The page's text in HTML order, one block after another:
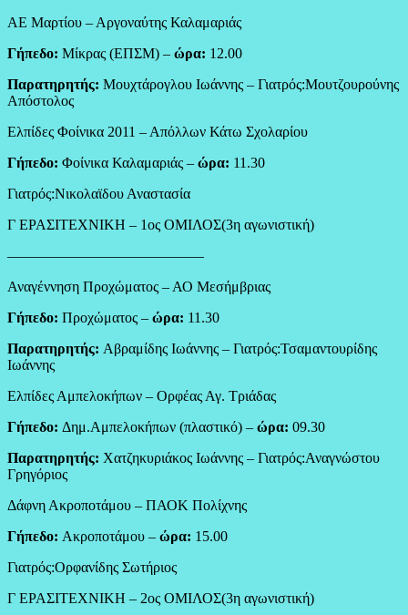
ΑΕ Μαρτίου – Αργοναύτης Καλαμαριάς
Γήπεδο: Μίκρας (ΕΠΣΜ) – ώρα: 12.00
Παρατηρητής: Μουχτάρογλου Ιωάννης – Γιατρός:Μουτζουρούνης
Απόστολος
Ελπίδες Φοίνικα 2011 – Απόλλων Κάτω Σχολαρίου
Γήπεδο: Φοίνικα Καλαμαριάς – ώρα: 11.30
Γιατρός:Νικολαϊδου Αναστασία
Γ ΕΡΑΣΙΤΕΧΝΙΚΗ – 1ος ΟΜΙΛΟΣ(3η αγωνιστική)
—————————————–
Αναγέννηση Προχώματος – ΑΟ Μεσήμβριας
Γήπεδο: Προχώματος – ώρα: 11.30
Παρατηρητής: Αβραμίδης Ιωάννης – Γιατρός:Τσαμαντουρίδης
Ιωάννης
Ελπίδες Αμπελοκήπων – Ορφέας Αγ. Τριάδας
Γήπεδο: Δημ.Αμπελοκήπων (πλαστικό) – ώρα: 09.30
Παρατηρητής: Χατζηκυριάκος Ιωάννης – Γιατρός:Αναγνώστου
Γρηγόριος
Δάφνη Ακροποτάμου – ΠΑΟΚ Πολίχνης
Γήπεδο: Ακροποτάμου – ώρα: 15.00
Γιατρός:Ορφανίδης Σωτήριος
Γ ΕΡΑΣΙΤΕΧΝΙΚΗ – 2ος ΟΜΙΛΟΣ(3η αγωνιστική)